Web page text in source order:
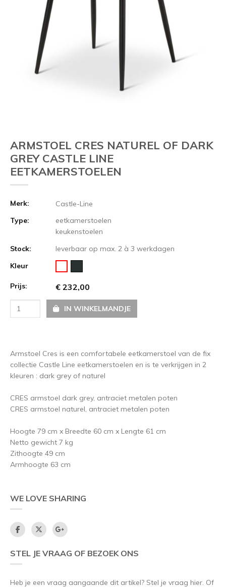
ARMSTOEL CRES NATUREL OF DARK
GREY CASTLE LINE
EETKAMERSTOELEN
Merk:
Castle-Line
Type:
eetkamerstoelen
keukenstoelen
Stock:
leverbaar op max. 2 à 3 werkdagen
Kleur
Prijs: € 232,00
IN WINKELMANDJE
Armstoel Cres is een comfortabele eetkamerstoel van de fix
collectie Castle Line eetkamerstoelen en is te verkrijgen in 2
kleuren : dark grey of naturel
CRES armstoel dark grey, antraciet metalen poten
CRES armstoel naturel, antraciet metalen poten
Hoogte 79 cm x Breedte 60 cm x Lengte 61 cm
Netto gewicht 7 kg
Zithoogte 49 cm
Armhoogte 63 cm
WE LOVE SHARING
STEL JE VRAAG OF BEZOEK ONS
Heb je een vraag aangaande dit artikel? Stel je vraag hier. Of